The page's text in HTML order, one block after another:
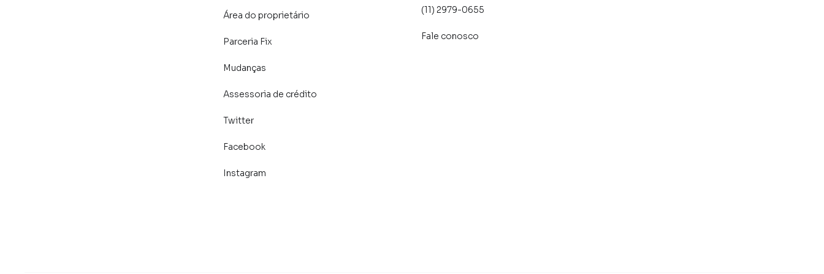
Área do proprietário
Parceria Fix
Mudanças
Assessoria de crédito
Twitter
Facebook
Instagram
(11) 2979-0655
Fale conosco